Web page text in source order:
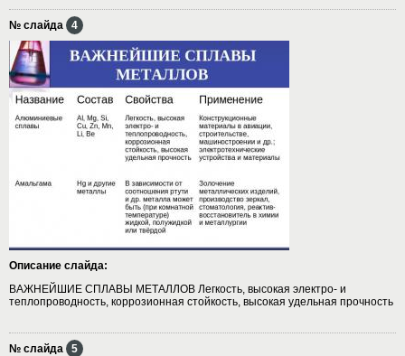
№ слайда 4
Описание слайда:
ВАЖНЕЙШИЕ СПЛАВЫ МЕТАЛЛОВ Легкость, высокая электро- и
теплопроводность, коррозионная стойкость, высокая удельная прочность
№ слайда 5